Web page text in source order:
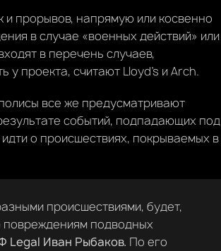
и прорывов, напрямую или косвенно
в случае «военных действий» или
в перечень случаев,
проекта, считают Lloyd’s и Arch.
все же предусматривают
событий, подпадающих под
о происшествиях, покрываемых в
происшествиями, будет,
повреждениям подводных
Legal Иван Рыбаков. По его